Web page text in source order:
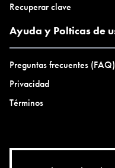
Recuperar clave
Ayuda y Polticas de
Preguntas frecuentes (FAQ)
Privacidad
Términos